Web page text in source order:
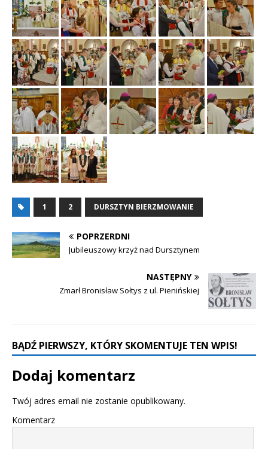
1 2 DURSZTYN BIERZMOWANIE
POPRZERDNI
Jubileuszowy krzyż nad Dursztynem
NASTĘPNY
Zmarł Bronisław Sołtys z ul. Pienińskiej
BĄDŹ PIERWSZY, KTÓRY SKOMENTUJE TEN WPIS!
Dodaj komentarz
Twój adres email nie zostanie opublikowany.
Komentarz